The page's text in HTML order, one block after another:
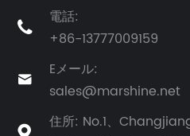

電話:
+86-13777009159

Eメール:
sales@marshine.net

住所: No.1、